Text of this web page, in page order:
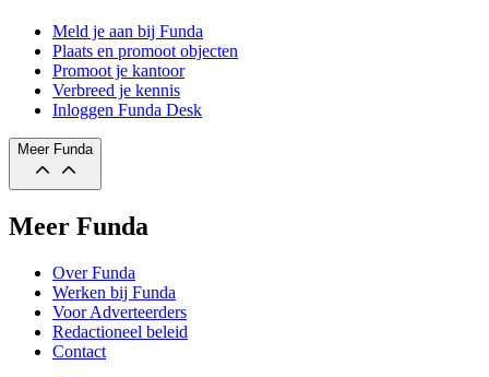
Meld je aan bij Funda
Plaats en promoot objecten
Promoot je kantoor
Verbreed je kennis
Inloggen Funda Desk
Meer Funda
Meer Funda
Over Funda
Werken bij Funda
Voor Adverteerders
Redactioneel beleid
Contact